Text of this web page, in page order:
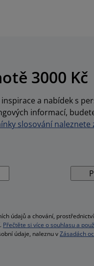
3000 Kč
a nabídek s
informací,
slosování naleznete
údajů a chování,
Přečtěte si více o souhlasu a
údaje, naleznu vZásadách